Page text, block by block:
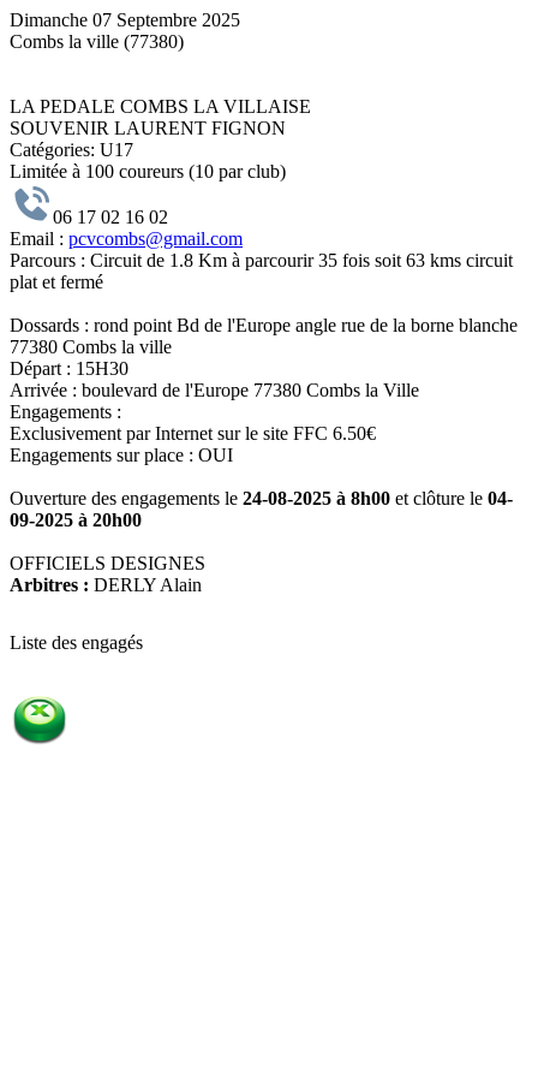
Dimanche 07 Septembre 2025
Combs la ville (77380)
LA PEDALE COMBS LA VILLAISE
SOUVENIR LAURENT FIGNON
Catégories: U17
Limitée à 100 coureurs (10 par club)
06 17 02 16 02
Email : pcvcombs@gmail.com
Parcours : Circuit de 1.8 Km à parcourir 35 fois soit 63 kms circuit
plat et fermé
Dossards : rond point Bd de l'Europe angle rue de la borne blanche
77380 Combs la ville
Départ : 15H30
Arrivée : boulevard de l'Europe 77380 Combs la Ville
Engagements :
Exclusivement par Internet sur le site FFC 6.50€
Engagements sur place : OUI
Ouverture des engagements le 24-08-2025 à 8h00 et clôture le 04-
09-2025 à 20h00
OFFICIELS DESIGNES
Arbitres : DERLY Alain
Liste des engagés